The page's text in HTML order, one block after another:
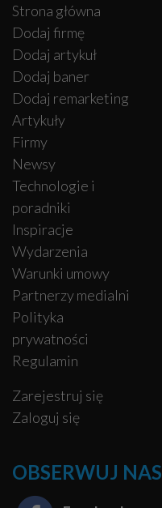
Strona główna
Dodaj firmę
Dodaj artykuł
Dodaj baner
Dodaj remarketing
Artykuły
Firmy
Newsy
Technologie i
poradniki
Inspiracje
Wydarzenia
Warunki umowy
Partnerzy medialni
Polityka
prywatności
Regulamin
Zarejestruj się
Zaloguj się
OBSERWUJ NAS